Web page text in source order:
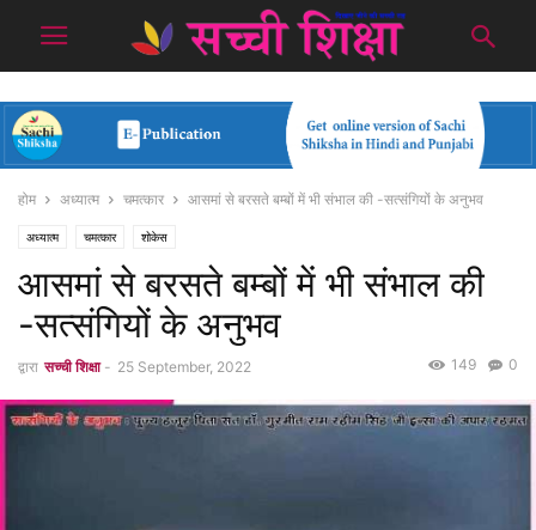
होम अध्यात्म चमत्कार आसमां से बरसते बम्बों में भी संभाल की -सत्संगियों के अनुभव
अध्यात्म चमत्कार शोकेस
आसमां से बरसते बम्बों में भी संभाल की
-सत्संगियों के अनुभव
द्वारा सच्ची शिक्षा - 25 September, 2022 0
149